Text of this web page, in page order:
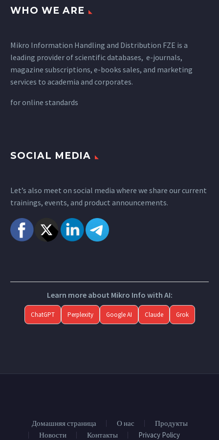
WHO WE ARE
Mikro Information Handling and Distribution FZE is a
leading provider of scientific databases, e-journals,
magazine subscriptions, e-books sales, and marketing
services to academia and corporates.
foronline standards
SOCIAL MEDIA
Let’s also meet on social media where we share our current
trainings, events, and product announcements.
Learn more about Mikro Info with AI:
ChatGPT Perplexity Google AI Claude Grok
Домашняя страница О нас
Продукты
Новости
Контакты Privacy Policy